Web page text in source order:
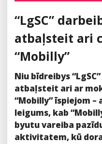
“LgSC”
atbaļsteit ari
“Mobilly”
Niu bīdreibys
atbaļsteit ari ar
“Mobilly” īspiejom
leigums, kab
byutu vareiba
aktivitatem, kū dora